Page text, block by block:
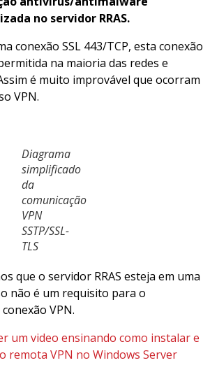
no servidor RRAS.
conexão SSL 443/TCP, esta conexão
na maioria das redes e
é muito improvável que ocorram
VPN.
Diagrama
simplificado
da
comunicação
VPN
SSTP/SSL-
TLS
que o servidor RRAS esteja em uma
não é um requisito para o
VPN.
um video ensinando como instalar e
remota VPN no Windows Server